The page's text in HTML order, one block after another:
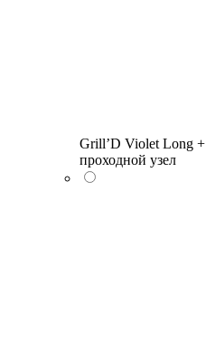
Grill’D Violet Long +
проходной узел